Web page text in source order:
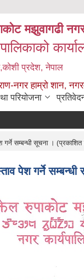
मझुवागढी
प्रदेश, नेपाल
नगर हाम्रो शान,
परियोजना
गर्ने सम्बन्धी सूचना ।
पेश गर्ने